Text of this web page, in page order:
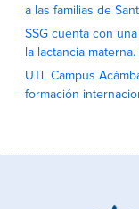
a las familias de
SSG cuenta con
la lactancia materna.
UTL Campus
formación